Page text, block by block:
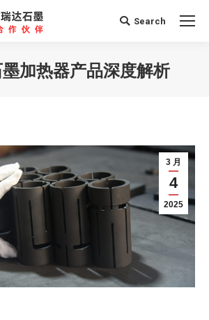
Search:
Search
加热器产品深度解析
3 月
4
2025